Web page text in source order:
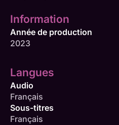
Information
Année de production
2023
Langues
Audio
Français
Sous-titres
Français